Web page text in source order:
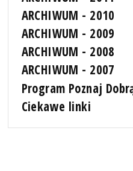
ARCHIWUM - 2010
ARCHIWUM - 2009
ARCHIWUM - 2008
ARCHIWUM - 2007
Program Poznaj
Ciekawe linki